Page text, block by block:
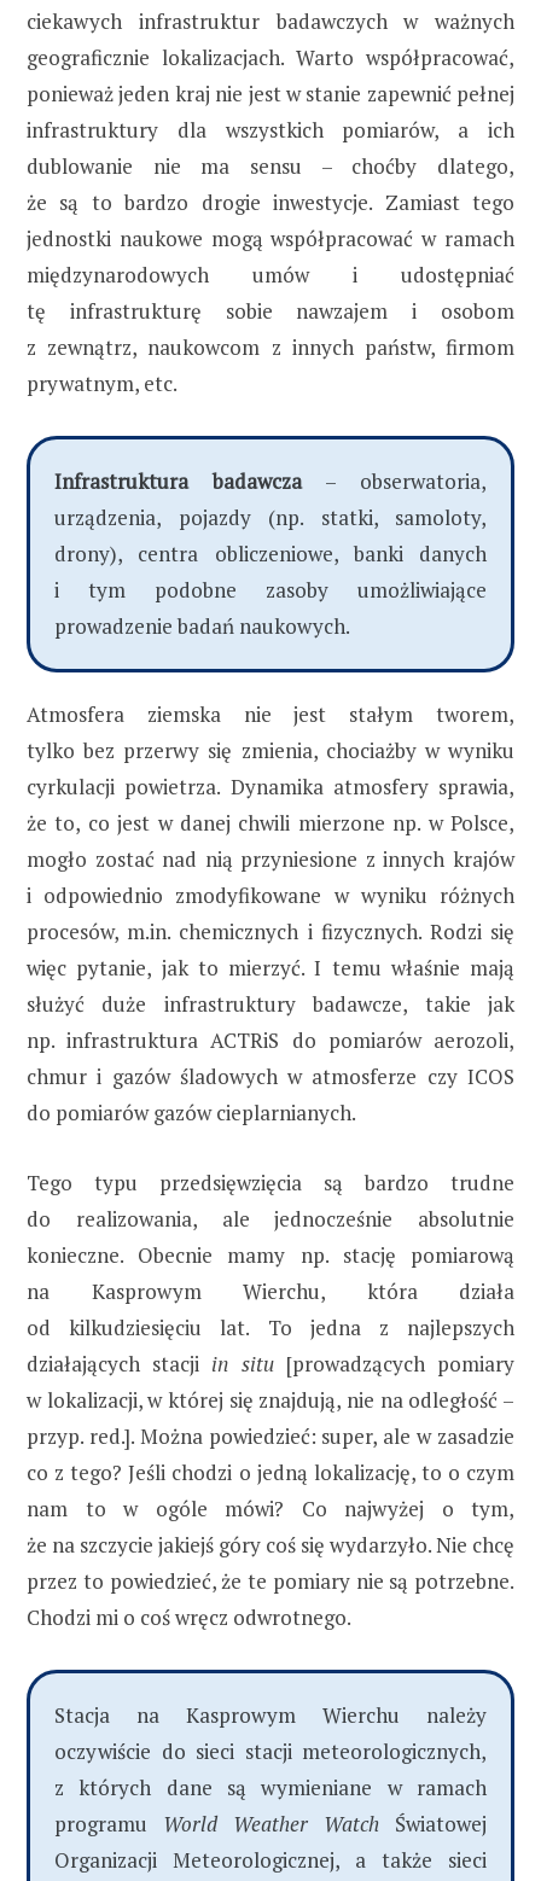
ciekawych infrastruktur badawczych w ważnych
geograficznie lokalizacjach. Warto współpracować,
ponieważ jeden kraj nie jest w stanie zapewnić pełnej
infrastruktury dla wszystkich pomiarów, a ich
dublowanie nie ma sensu – choćby dlatego,
że są to bardzo drogie inwestycje. Zamiast tego
jednostki naukowe mogą współpracować w ramach
międzynarodowych umów i udostępniać
tę infrastrukturę sobie nawzajem i osobom
z zewnątrz, naukowcom z innych państw, firmom
prywatnym, etc.
Infrastruktura badawcza– obserwatoria,
urządzenia, pojazdy (np. statki, samoloty,
drony), centra obliczeniowe, banki danych
i tym podobne zasoby umożliwiające
prowadzenie badań naukowych.
Atmosfera ziemska nie jest stałym tworem,
tylko bez przerwy się zmienia, chociażby w wyniku
cyrkulacji powietrza. Dynamika atmosfery sprawia,
że to, co jest w danej chwili mierzone np. w Polsce,
mogło zostać nad nią przyniesione z innych krajów
i odpowiednio zmodyfikowane w wyniku różnych
procesów, m.in. chemicznych i fizycznych. Rodzi się
więc pytanie, jak to mierzyć. I temu właśnie mają
służyć duże infrastruktury badawcze, takie jak
np. infrastruktura ACTRiS do pomiarów aerozoli,
chmur i gazów śladowych w atmosferze czy ICOS
do pomiarów gazów cieplarnianych.
Tego typu przedsięwzięcia są bardzo trudne
do realizowania, ale jednocześnie absolutnie
konieczne. Obecnie mamy np. stację pomiarową
na Kasprowym Wierchu, która działa
od kilkudziesięciu lat. To jedna z najlepszych
działających stacji in situ [prowadzących pomiary
w lokalizacji, w której się znajdują, nie na odległość –
przyp. red.]. Można powiedzieć: super, ale w zasadzie
co z tego? Jeśli chodzi o jedną lokalizację, to o czym
nam to w ogóle mówi? Co najwyżej o tym,
że na szczycie jakiejś góry coś się wydarzyło. Nie chcę
przez to powiedzieć, że te pomiary nie są potrzebne.
Chodzi mi o coś wręcz odwrotnego.
Stacja na Kasprowym Wierchu należy
oczywiście do sieci stacji meteorologicznych,
z których dane są wymieniane w ramach
programu World Weather Watch Światowej
Organizacji Meteorologicznej, a także sieci